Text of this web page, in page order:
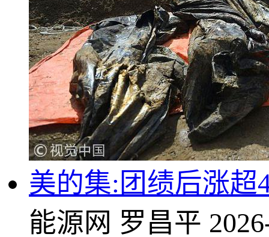
美的集:团绩后涨超
能源网 罗昌平